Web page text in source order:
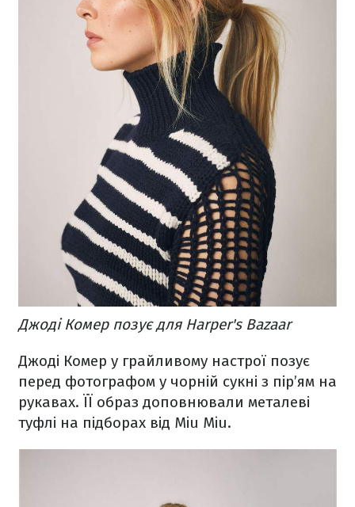
Джоді Комер позує для Harper's Bazaar
Джоді Комер у грайливому настрої позує
перед фотографом у чорній сукні з пір’ям на
рукавах. ЇЇ образ доповнювали металеві
туфлі на підборах від Miu Miu.